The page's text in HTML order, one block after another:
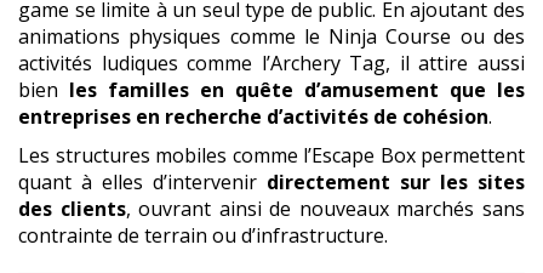
game se limite à un seul type de public. En ajoutant des
animations physiques comme le Ninja Course ou des
activités ludiques comme l’Archery Tag, il attire aussi
bien les familles en quête d’amusement que les
entreprises en recherche d’activités de cohésion.
Les structures mobiles comme l’Escape Box permettent
quant à elles d’intervenir directement sur les sites
des clients, ouvrant ainsi de nouveaux marchés sans
contrainte de terrain ou d’infrastructure.